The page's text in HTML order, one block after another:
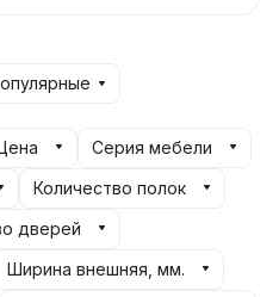
Серия мебели
Количество полок
дверей
Ширина внешняя, мм.